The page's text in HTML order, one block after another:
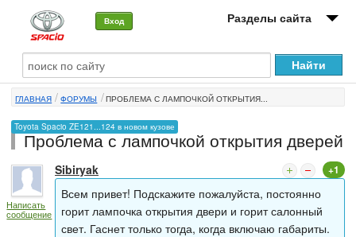
Вход Разделы сайта
О машине
Автоклуб
Форумы
Сервисы и услуги
Новости
ГЛАВНАЯ ФОРУМЫ ПРОБЛЕМА С ЛАМПОЧКОЙ ОТКРЫТИЯ...
Toyota Spacio ZE121...124 в новом кузове
Проблема с лампочкой открытия дверей
Написать
сообщение
Sibiryak +1
Всем привет! Подскажите пожалуйста, постоянно
горит лампочка открытия двери и горит салонный
свет. Гаснет только тогда, когда включаю габариты.